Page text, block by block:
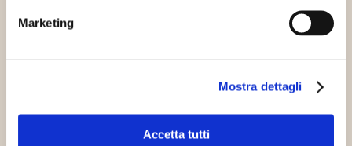
Marketing
Mostra dettagli
Accetta tutti